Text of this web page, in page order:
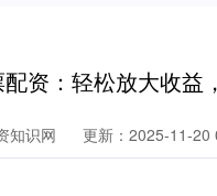
资：轻松放大收益
知识网 更新：2025-11-20